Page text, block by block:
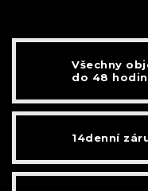
Všechny
do 48 hodin
14denní